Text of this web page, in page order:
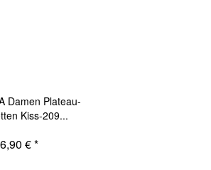
Damen Plateau-
Kiss-209...
€ *